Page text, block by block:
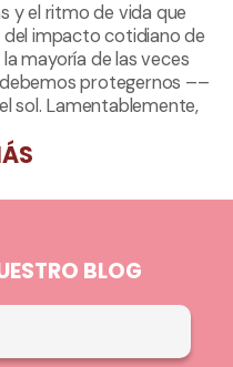
y el ritmo de vida que
del impacto cotidiano de
mayoría de las veces
protegernos ––
sol. Lamentablemente,
o se nos olvida
BLOG